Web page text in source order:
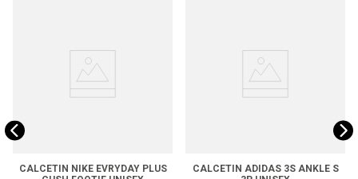
CALCETIN NIKE EVRYDAY PLUS
CALCETIN ADIDAS 3S ANKLE S